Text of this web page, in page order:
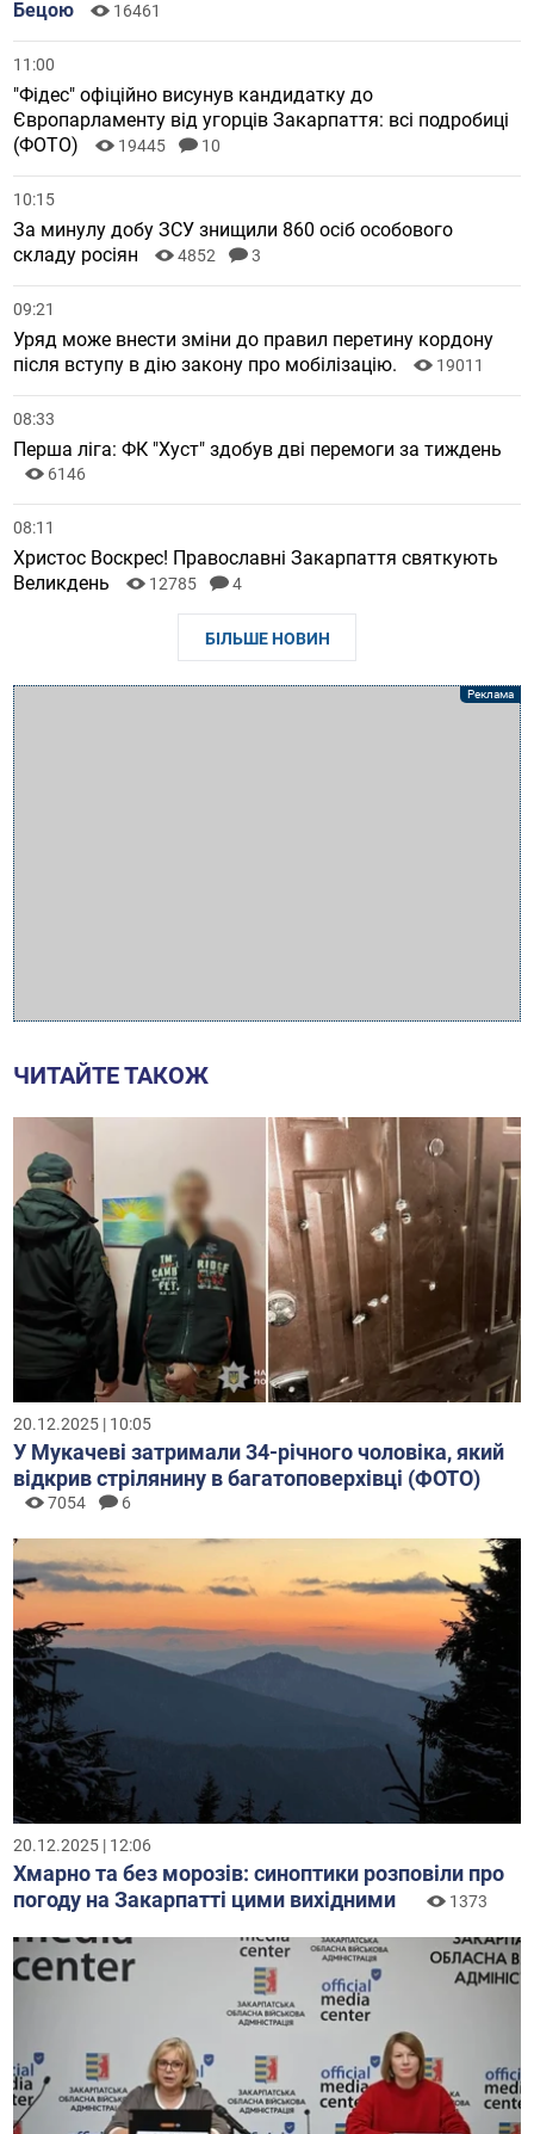
Бецою 16461
11:00
"Фідес" офіційно висунув кандидатку до
Європарламенту від угорців Закарпаття: всі подробиці
(ФОТО)
19445 10
10:15
За минулу добу ЗСУ знищили 860 осіб особового
складу росіян
4852 3
09:21
Уряд може внести зміни до правил перетину кордону
після вступу в дію закону про мобілізацію.
19011
08:33
Перша ліга: ФК "Хуст" здобув дві перемоги за тиждень
6146
08:11
Христос Воскрес! Православні Закарпаття святкують
Великдень
12785 4
БІЛЬШЕ НОВИН
ЧИТАЙТЕ ТАКОЖ
20.12.2025 | 10:05
У Мукачеві затримали 34-річного чоловіка, який
відкрив стрілянину в багатоповерхівці (ФОТО)
7054 6
20.12.2025 | 12:06
Хмарно та без морозів: синоптики розповіли про
погоду на Закарпатті цими вихідними
1373